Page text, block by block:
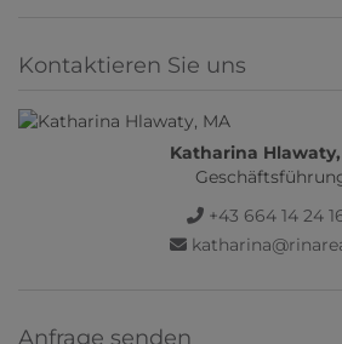
Kontaktieren Sie uns
Katharina
+43 664 14 24
Anfrage senden